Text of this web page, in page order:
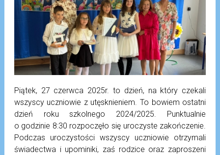
Piątek, 27 czerwca 2025r. to dzień, na który czekali
wszyscy uczniowie z utęsknieniem. To bowiem ostatni
dzień roku szkolnego 2024/2025. Punktualnie
o godzinie 8:30 rozpoczęło się uroczyste zakończenie.
Podczas uroczystości wszyscy uczniowie otrzymali
świadectwa i upominiki, zaś rodzice oraz zaproszeni